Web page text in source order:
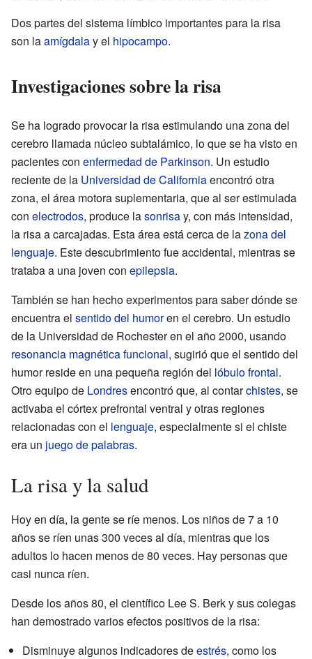
Dos partes del sistema límbico importantes para la risa
son laamígdalay el hipocampo.
Investigaciones sobre la risa
Se ha logrado provocar la risa estimulando una zona del
cerebro llamada núcleo subtalámico, lo que se ha visto en
pacientes con enfermedad de Parkinson. Un estudio
reciente de la Universidad de Californiaencontró otra
zona, el área motora suplementaria, que al ser estimulada
con electrodos, produce lasonrisay, con más intensidad,
la risa a carcajadas. Esta área está cerca de lazona del
lenguaje. Este descubrimiento fue accidental, mientras se
trataba a una joven con epilepsia.
También se han hecho experimentos para saber dónde se
encuentra el sentido del humoren el cerebro. Un estudio
de la Universidad de Rochester en el año 2000, usando
resonancia magnética funcional, sugirió que el sentido del
humor reside en una pequeña región del lóbulo frontal.
Otro equipo de Londresencontró que, al contarchistes, se
activaba el córtex prefrontal ventral y otras regiones
relacionadas con el lenguaje, especialmente si el chiste
era un juego de palabras.
La risa y la salud
Hoy en día, la gente se ríe menos. Los niños de 7 a 10
años se ríen unas 300 veces al día, mientras que los
adultos lo hacen menos de 80 veces. Hay personas que
casi nunca ríen.
Desde los años 80, el científico Lee S. Berk y sus colegas
han demostrado varios efectos positivos de la risa:
Disminuye algunos indicadores deestrés, como los